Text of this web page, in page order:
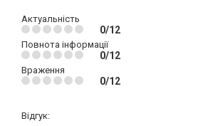
Актуальність
0/12
Повнота інформації
0/12
Враження
0/12
Відгук: